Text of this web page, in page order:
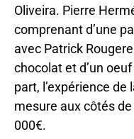
Oliveira. Pierre
comprenant d’une
avec Patrick
chocolat et d’un
part, l’expérience de
mesure aux côtés
000€.